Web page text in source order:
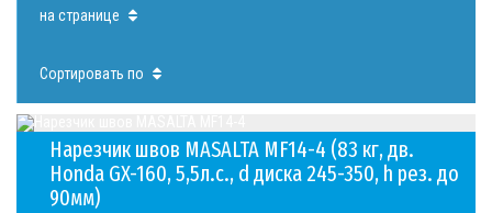
на странице
Сортировать по
Нарезчик швов MASALTA MF14-4 (83 кг, дв.
Honda GX-160, 5,5л.с., d диска 245-350, h рез. до
90мм)